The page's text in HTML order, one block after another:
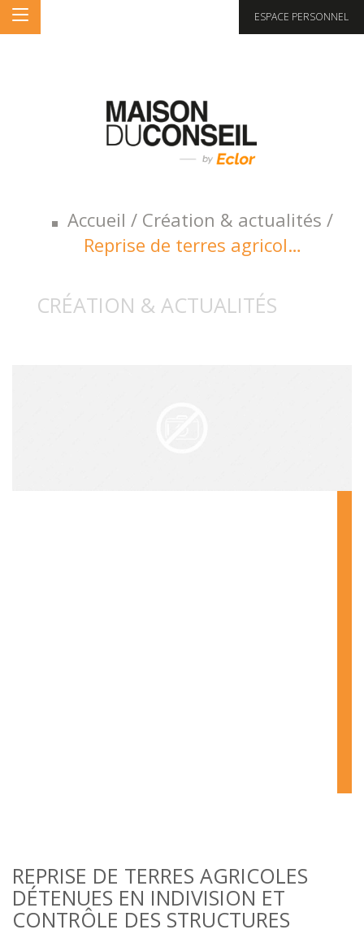
Accueil / Création & actualités /
Reprise de terres agricol…
CRÉATION & ACTUALITÉS
REPRISE DE TERRES AGRICOLES
DÉTENUES EN INDIVISION ET
CONTRÔLE DES STRUCTURES
ESPACE PERSONNEL